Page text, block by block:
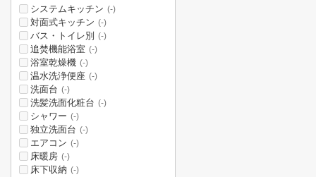
システムキッチン (-)
対面式キッチン (-)
バス・トイレ別 (-)
追焚機能浴室 (-)
浴室乾燥機 (-)
温水洗浄便座 (-)
洗面台 (-)
洗髪洗面化粧台 (-)
シャワー (-)
独立洗面台 (-)
エアコン (-)
床暖房 (-)
床下収納 (-)